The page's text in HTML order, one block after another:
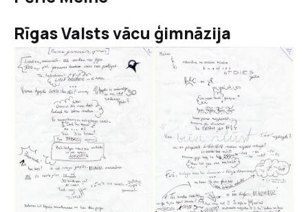
Rīgas Valsts vācu ģimnāzija